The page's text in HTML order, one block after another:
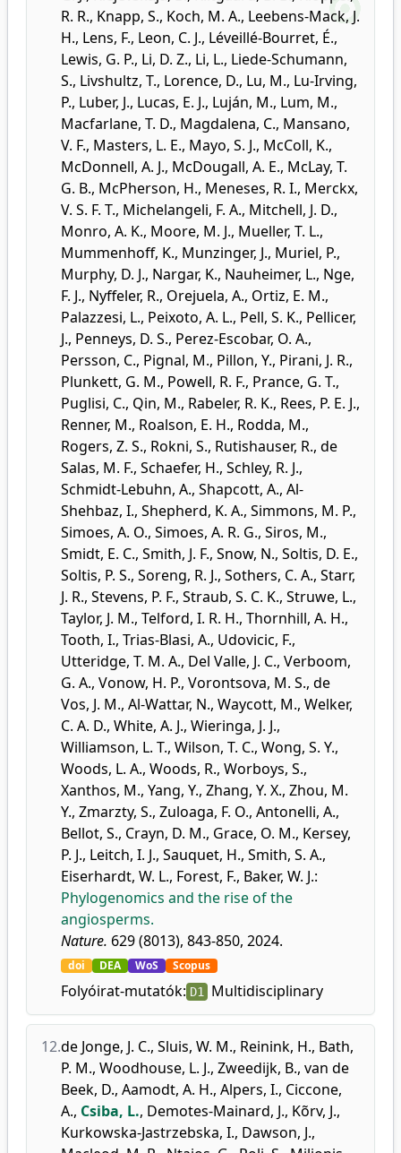
R. R., Knapp, S., Koch, M. A., Leebens-Mack, J.
H., Lens, F., Leon, C. J., Léveillé-Bourret, É.,
Lewis, G. P., Li, D. Z., Li, L., Liede-Schumann,
S., Livshultz, T., Lorence, D., Lu, M., Lu-Irving,
P., Luber, J., Lucas, E. J., Luján, M., Lum, M.,
Macfarlane, T. D., Magdalena, C., Mansano,
V. F., Masters, L. E., Mayo, S. J., McColl, K.,
McDonnell, A. J., McDougall, A. E., McLay, T.
G. B., McPherson, H., Meneses, R. I., Merckx,
V. S. F. T., Michelangeli, F. A., Mitchell, J. D.,
Monro, A. K., Moore, M. J., Mueller, T. L.,
Mummenhoff, K., Munzinger, J., Muriel, P.,
Murphy, D. J., Nargar, K., Nauheimer, L., Nge,
F. J., Nyffeler, R., Orejuela, A., Ortiz, E. M.,
Palazzesi, L., Peixoto, A. L., Pell, S. K., Pellicer,
J., Penneys, D. S., Perez-Escobar, O. A.,
Persson, C., Pignal, M., Pillon, Y., Pirani, J. R.,
Plunkett, G. M., Powell, R. F., Prance, G. T.,
Puglisi, C., Qin, M., Rabeler, R. K., Rees, P. E. J.,
Renner, M., Roalson, E. H., Rodda, M.,
Rogers, Z. S., Rokni, S., Rutishauser, R., de
Salas, M. F., Schaefer, H., Schley, R. J.,
Schmidt-Lebuhn, A., Shapcott, A., Al-
Shehbaz, I., Shepherd, K. A., Simmons, M. P.,
Simoes, A. O., Simoes, A. R. G., Siros, M.,
Smidt, E. C., Smith, J. F., Snow, N., Soltis, D. E.,
Soltis, P. S., Soreng, R. J., Sothers, C. A., Starr,
J. R., Stevens, P. F., Straub, S. C. K., Struwe, L.,
Taylor, J. M., Telford, I. R. H., Thornhill, A. H.,
Tooth, I., Trias-Blasi, A., Udovicic, F.,
Utteridge, T. M. A., Del Valle, J. C., Verboom,
G. A., Vonow, H. P., Vorontsova, M. S., de
Vos, J. M., Al-Wattar, N., Waycott, M., Welker,
C. A. D., White, A. J., Wieringa, J. J.,
Williamson, L. T., Wilson, T. C., Wong, S. Y.,
Woods, L. A., Woods, R., Worboys, S.,
Xanthos, M., Yang, Y., Zhang, Y. X., Zhou, M.
Y., Zmarzty, S., Zuloaga, F. O., Antonelli, A.,
Bellot, S., Crayn, D. M., Grace, O. M., Kersey,
P. J., Leitch, I. J., Sauquet, H., Smith, S. A.,
Eiserhardt, W. L., Forest, F., Baker, W. J.:
Phylogenomics and the rise of the
angiosperms.
Nature. 629 (8013), 843-850, 2024.
doi DEA WoS Scopus
Folyóirat-mutatók: D1 Multidisciplinary
12.de Jonge, J. C., Sluis, W. M., Reinink, H., Bath,
P. M., Woodhouse, L. J., Zweedijk, B., van de
Beek, D., Aamodt, A. H., Alpers, I., Ciccone,
A., Csiba, L., Demotes-Mainard, J., Kõrv, J.,
Kurkowska-Jastrzebska, I., Dawson, J.,